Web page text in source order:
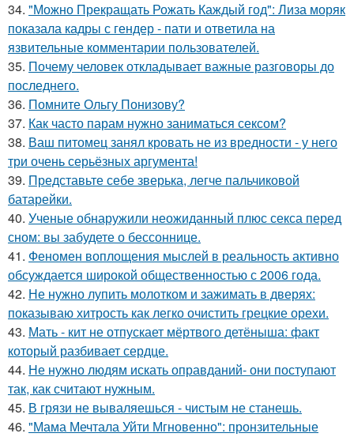
34. "Можно Прекращать Рожать Каждый год": Лиза моряк
показала кадры с гендер - пати и ответила на
язвительные комментарии пользователей.
35. Почему человек откладывает важные разговоры до
последнего.
36. Помните Ольгу Понизову?
37. Как часто парам нужно заниматься сексом?
38. Ваш питомец занял кровать не из вредности - у него
три очень серьёзных аргумента!
39. Представьте себе зверька, легче пальчиковой
батарейки.
40. Ученые обнаружили неожиданный плюс секса перед
сном: вы забудете о бессоннице.
41. Феномен воплощения мыслей в реальность активно
обсуждается широкой общественностью с 2006 года.
42. Не нужно лупить молотком и зажимать в дверях:
показываю хитрость как легко очистить грецкие орехи.
43. Мать - кит не отпускает мёртвого детёныша: факт
который разбивает сердце.
44. Не нужно людям искать оправданий- они поступают
так, как считают нужным.
45. В грязи не вываляешься - чистым не станешь.
46. "Мама Мечтала Уйти Мгновенно": пронзительные